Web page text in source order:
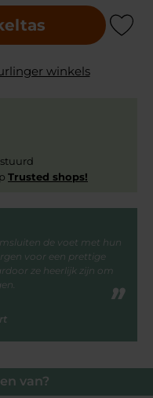
van?
Add to
winkels
Trusted shops!
de voet met hun
voor een prettige
ze heerlijk zijn om